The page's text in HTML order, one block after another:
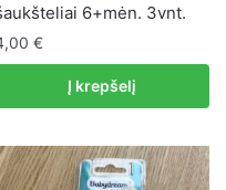
6+mėn. 3vnt.
€
Į krepšelį